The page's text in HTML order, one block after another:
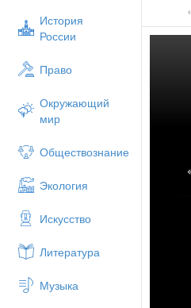
История
России
Право
Окружающий
мир
Обществознание
Экология
Искусство
Литература
Музыка